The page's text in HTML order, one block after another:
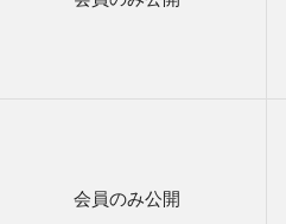
会員のみ公開